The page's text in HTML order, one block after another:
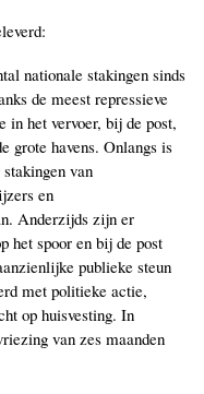
nationale stakingen sinds
de meest repressieve
in het vervoer, bij de post,
grote havens. Onlangs is
van
en
Anderzijds zijn er
het spoor en bij de post
publieke steun
met politieke actie,
op huisvesting. In
van zes maanden